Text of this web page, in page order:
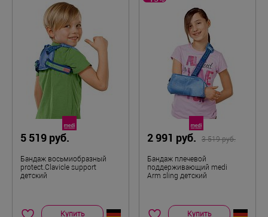
5 519 руб.
Бандаж восьмиобразный
protect.Clavicle support
детский
Купить
2 991 руб. 3 519 руб.
Бандаж плечевой
поддерживающий medi
Arm sling детский
Купить